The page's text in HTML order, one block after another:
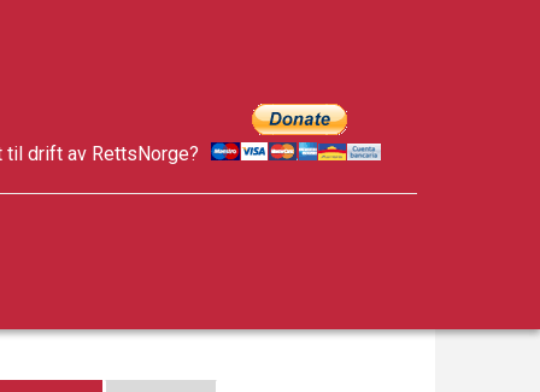
til drift av RettsNorge?